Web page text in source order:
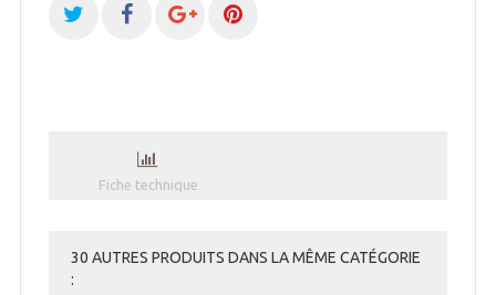
Fiche technique
30 AUTRES PRODUITS DANS LA MÊME CATÉGORIE
: